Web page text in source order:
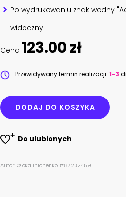
Po wydrukowaniu znak wodny
widoczny.
Cena 123.00 zł
Przewidywany termin realizacji: 1-3
DODAJ DO KOSZYKA
Do ulubionych
Autor: © okalinichenko #87232459